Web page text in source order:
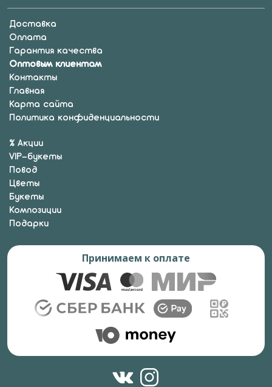
Доставка
Оплата
Гарантия качества
Оптовым клиентам
Контакты
Главная
Карта сайта
Политика конфиденциальности
% Акции
VIP-букеты
Повод
Цветы
Букеты
Композиции
Подарки
Принимаем к оплате